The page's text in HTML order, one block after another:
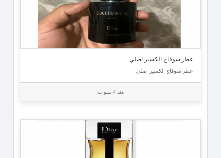
عطر سوفاج الكسير اصلي
عطر سوفاج الكسير اصلي
منذ 4 سنوات